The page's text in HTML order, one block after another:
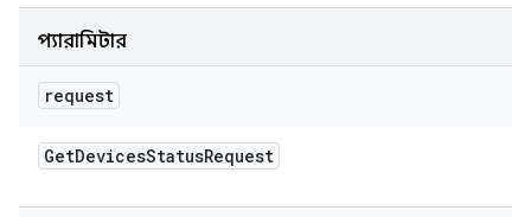
প্যারামিটার
request
GetDevicesStatusRequest